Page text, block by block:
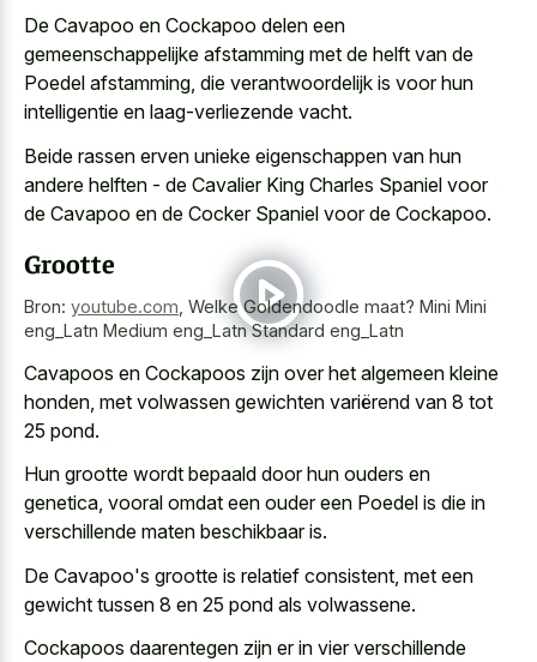
De Cavapoo en Cockapoo delen een
gemeenschappelijke afstamming met de helft van de
Poedel afstamming, die verantwoordelijk is voor hun
intelligentie en laag-verliezende vacht.
Beide rassen erven unieke eigenschappen van hun
andere helften - de Cavalier King Charles Spaniel voor
de Cavapoo en de Cocker Spaniel voor de Cockapoo.
Grootte
Bron: youtube.com Welke Goldendoodle maat? Mini Mini
eng_Latn Medium eng_Latn Standard eng_Latn
Cavapoos en Cockapoos zijn over het algemeen kleine
honden, met volwassen gewichten variërend van 8 tot
25 pond.
Hun grootte wordt bepaald door hun ouders en
genetica, vooral omdat een ouder een Poedel is die in
verschillende maten beschikbaar is.
De Cavapoo's grootte is relatief consistent, met een
gewicht tussen 8 en 25 pond als volwassene.
Cockapoos daarentegen zijn er in vier verschillende